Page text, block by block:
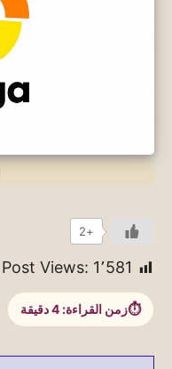
+2
Post Views: 1٬581
زمن القراءة: 4دقيقة